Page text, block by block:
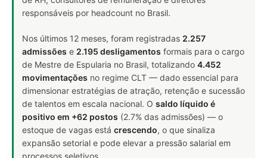
responsáveis por headcount no Brasil.
Nos últimos 12 meses, foram registradas 2.257
admissões e 2.195 desligamentos formais para o cargo
de Mestre de Espularia no Brasil, totalizando 4.452
movimentações no regime CLT — dado essencial para
dimensionar estratégias de atração, retenção e sucessão
de talentos em escala nacional. O saldo líquido é
positivo em +62 postos (2.7% das admissões) — o
estoque de vagas está crescendo, o que sinaliza
expansão setorial e pode elevar a pressão salarial em
processos seletivos.